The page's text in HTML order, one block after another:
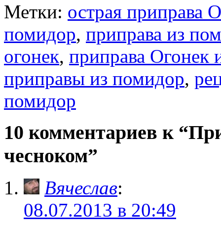
(Открывается
в
новом
(Открывается
новом
Метки: острая приправа
помидор, приправа из
огонек, приправа Огонек
приправы из помидор,
помидор
10 комментариев к
чесноком”
Вячеслав:
08.07.2013 в 20:49